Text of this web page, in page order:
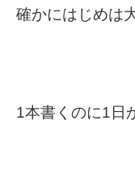
確かにはじめは
1本書くのに1日